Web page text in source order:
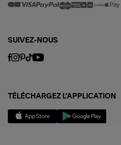
SUIVEZ-NOUS
TÉLÉCHARGEZ L'APPLICATION